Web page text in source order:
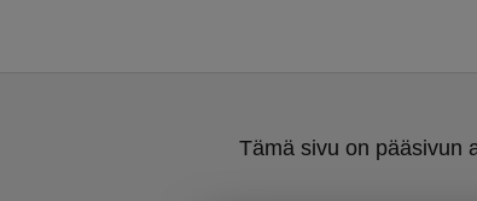
Tämä sivu on pääsivun